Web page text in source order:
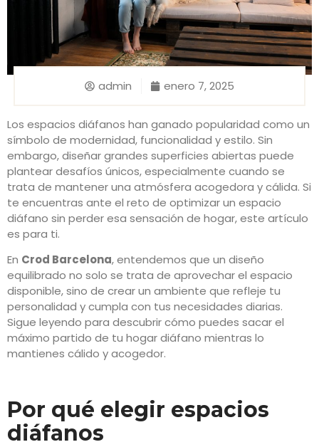
admin enero 7, 2025
Los espacios diáfanos han ganado popularidad como un
símbolo de modernidad, funcionalidad y estilo. Sin
embargo, diseñar grandes superficies abiertas puede
plantear desafíos únicos, especialmente cuando se
trata de mantener una atmósfera acogedora y cálida. Si
te encuentras ante el reto de optimizar un espacio
diáfano sin perder esa sensación de hogar, este artículo
es para ti.
En Crod Barcelona, entendemos que un diseño
equilibrado no solo se trata de aprovechar el espacio
disponible, sino de crear un ambiente que refleje tu
personalidad y cumpla con tus necesidades diarias.
Sigue leyendo para descubrir cómo puedes sacar el
máximo partido de tu hogar diáfano mientras lo
mantienes cálido y acogedor.
Por qué elegir espacios
diáfanos